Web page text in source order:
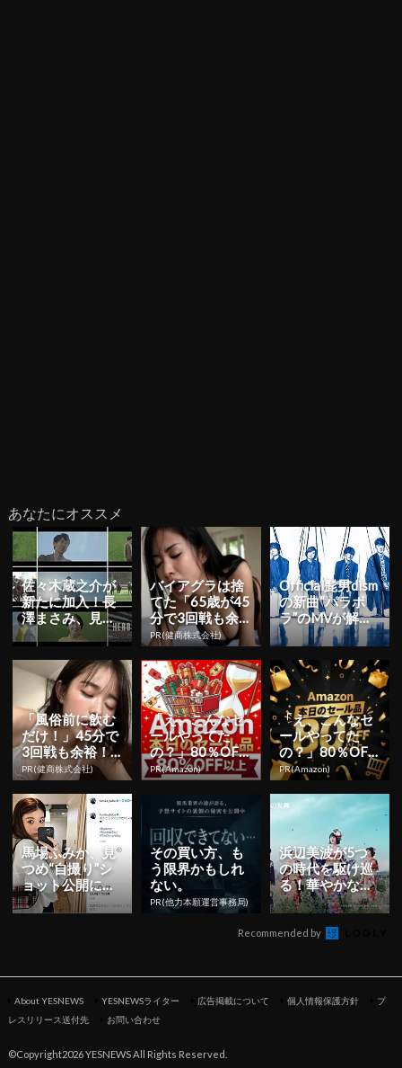
あなたにオススメ
佐々木蔵之介が
新たに加入！長
澤まさみ、見上
愛と共にJRA年
間プロモーショ
ンキャラ...
バイアグラは捨
てた「65歳が45
分で3回戦も余
裕」980円で朝
まで絶好調！
PR(健商株式会社)
Official髭男dism
の新曲“パラボ
ラ”のMVが解
禁！ファン必見
の貴重なツ...
「風俗前に飲む
だけ！」45分で
3回戦も余裕！1
日31円で朝まで
絶好調
PR(健商株式会社)
「え、こんなセ
ールやってた
の？」80％OFF
以上が続々登
場！Amazonの本
気が...
PR(Amazon)
「え、こんなセ
ールやってた
の？」80％OFF
以上が続々登
場！Amazonの本
気が...
PR(Amazon)
馬場ふみか、見
つめ“自撮り”シ
ョット公開に
「かわいい！」
の声続出
その買い方、も
う限界かもしれ
ない。
PR(他力本願運営事務局)
浜辺美波が5つ
の時代を駆け巡
る！華やかな着
物姿を披露
Recommended by
About YESNEWS YESNEWSライター 広告掲載について 個人情報保護方針
プ
レスリリース送付先
お問い合わせ
©Copyright2026 YESNEWS All Rights Reserved.